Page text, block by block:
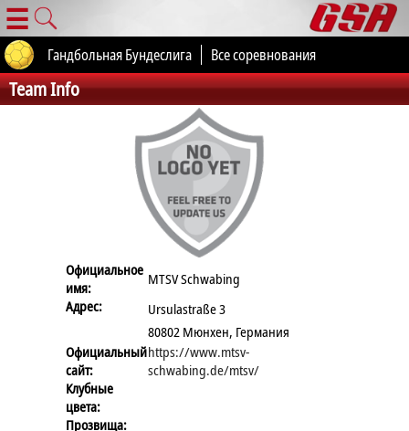
☰
Гандбольная Бундеслига Все соревнования
Team Info
Официальное
имя:
MTSV Schwabing
Адрес:
Ursulastraße 3
80802 Мюнхен, Германия
Официальный
сайт:
https://www.mtsv-
schwabing.de/mtsv/
Клубные
цвета:
Прозвища: